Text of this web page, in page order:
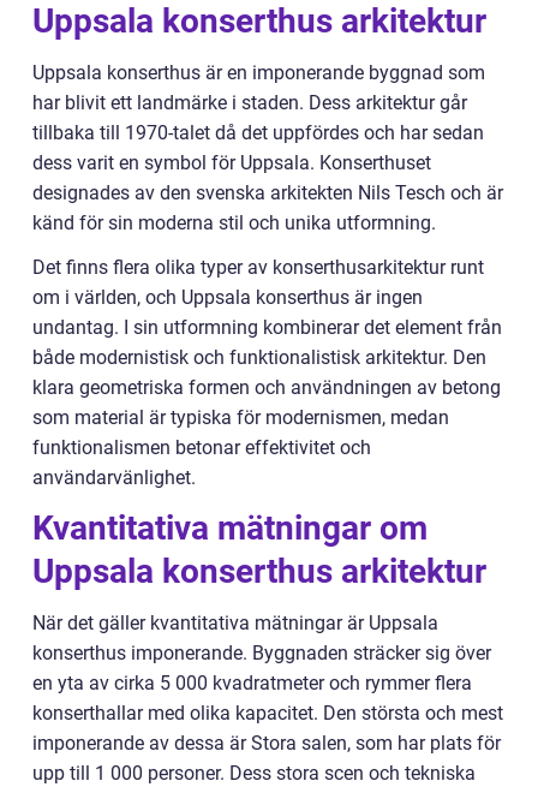
Uppsala konserthus arkitektur
Uppsala konserthus är en imponerande byggnad som
har blivit ett landmärke i staden. Dess arkitektur går
tillbaka till 1970-talet då det uppfördes och har sedan
dess varit en symbol för Uppsala. Konserthuset
designades av den svenska arkitekten Nils Tesch och är
känd för sin moderna stil och unika utformning.
Det finns flera olika typer av konserthusarkitektur runt
om i världen, och Uppsala konserthus är ingen
undantag. I sin utformning kombinerar det element från
både modernistisk och funktionalistisk arkitektur. Den
klara geometriska formen och användningen av betong
som material är typiska för modernismen, medan
funktionalismen betonar effektivitet och
användarvänlighet.
Kvantitativa mätningar om
Uppsala konserthus arkitektur
När det gäller kvantitativa mätningar är Uppsala
konserthus imponerande. Byggnaden sträcker sig över
en yta av cirka 5 000 kvadratmeter och rymmer flera
konserthallar med olika kapacitet. Den största och mest
imponerande av dessa är Stora salen, som har plats för
upp till 1 000 personer. Dess stora scen och tekniska